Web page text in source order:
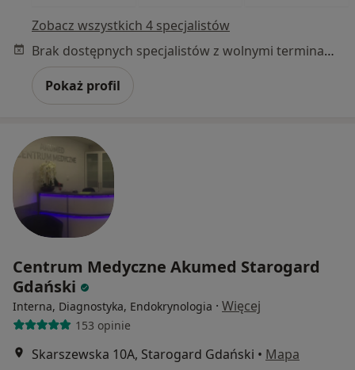
Zobacz wszystkich 4 specjalistów
Brak dostępnych specjalistów z wolnymi terminami w tym centrum medycznym.
Pokaż profil
Centrum Medyczne Akumed Starogard
Gdański
Interna, Diagnostyka, Endokrynologia · Więcej
153 opinie
Skarszewska 10A, Starogard Gdański • Mapa